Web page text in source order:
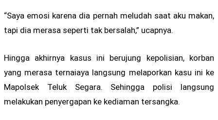
“Saya emosi karena dia pernah meludah saat aku makan,
tapi dia merasa seperti tak bersalah,” ucapnya.
Hingga akhirnya kasus ini berujung kepolisian, korban
yang merasa ternaiaya langsung melaporkan kasu ini ke
Mapolsek Teluk Segara. Sehingga polisi langsung
melakukan penyergapan ke kediaman tersangka.